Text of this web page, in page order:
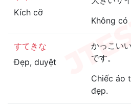
Kích cỡ
Không có
すてきな
Đẹp, duyệt
かっこい
です。
Chiếc áo
đẹp.